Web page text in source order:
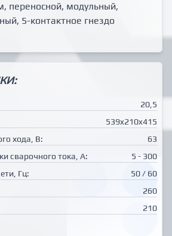
переносной, модульный,
5-контактное гнездо
20,5
539x210x415
хода, В:
63
сварочного тока, А:
5 - 300
Гц:
50 / 60
260
210